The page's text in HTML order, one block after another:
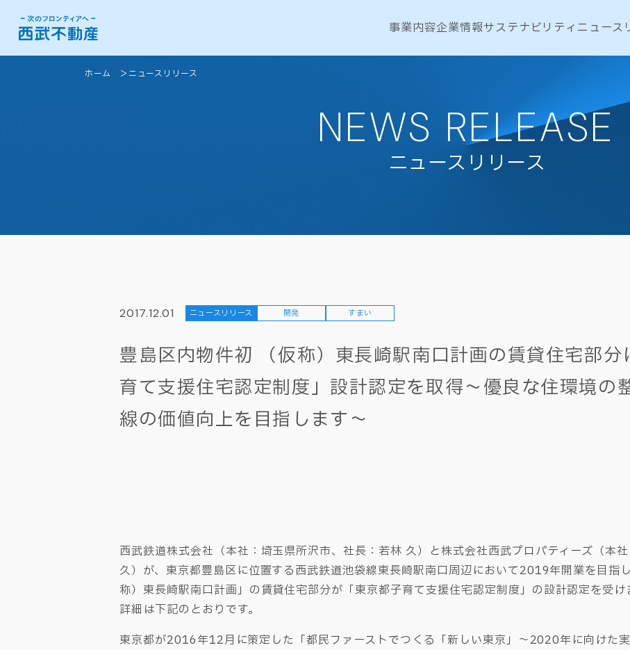
事業内容企業情報サステナビリティ ニュース
ホーム ニュースリリース
NEWS RELEASE
ニュースリリース
2017.12.01 ニュースリリース 開発 すまい
豊島区内物件初 （仮称）東長崎駅南口計画の賃貸住宅部
育て支援住宅認定制度」設計認定を取得～優良な住環境の
線の価値向上を目指します～
西武鉄道株式会社（本社：埼玉県所沢市、社長：若林 久）と株式会社西武プロパティーズ（
久）が、東京都豊島区に位置する西武鉄道池袋線東長崎駅南口周辺において2019年開業を目指
称）東長崎駅南口計画」の賃貸住宅部分が「東京都子育て支援住宅認定制度」の設計認定を受け
詳細は下記のとおりです。
東京都が2016年12月に策定した「都民ファーストでつくる「新しい東京」～2020年に向けた